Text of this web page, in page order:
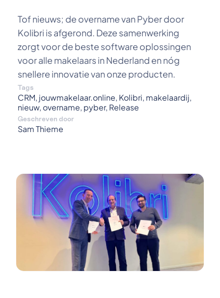
Tof nieuws; de overname van Pyber door
Kolibri is afgerond. Deze samenwerking
zorgt voor de beste software oplossingen
voor alle makelaars in Nederland en nóg
snellere innovatie van onze producten.
Tags
CRM, jouwmakelaar.online, Kolibri, makelaardij,
nieuw, overname, pyber, Release
Geschreven door
Sam Thieme